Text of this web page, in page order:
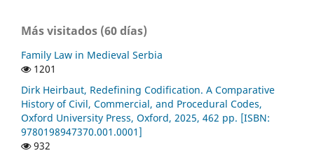
Más visitados (60 días)
Family Law in Medieval Serbia
1201
Dirk Heirbaut, Redefining Codification. A Comparative
History of Civil, Commercial, and Procedural Codes,
Oxford University Press, Oxford, 2025, 462 pp. [ISBN:
9780198947370.001.0001]
932